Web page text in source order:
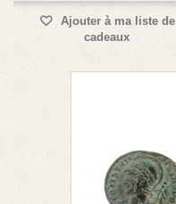
Ajouter à ma liste de
cadeaux